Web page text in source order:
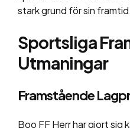
stark grund för sin framtid.
Sportsliga
Utmaningar
Framstående
Boo FF Herr har gjort sig